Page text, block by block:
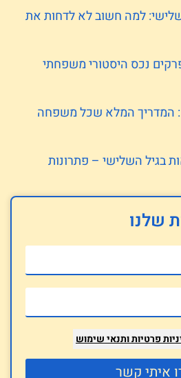
למה חשוב לא לדחות את
נכס היסטורי משפחתי
המדריך המלא שכל משפחה
בגיל השלישי – פתרונות
שלנו
פרטיותותנאי שימוש
איתי קשר